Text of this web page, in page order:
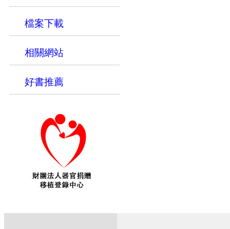
檔案下載
相關網站
好書推薦